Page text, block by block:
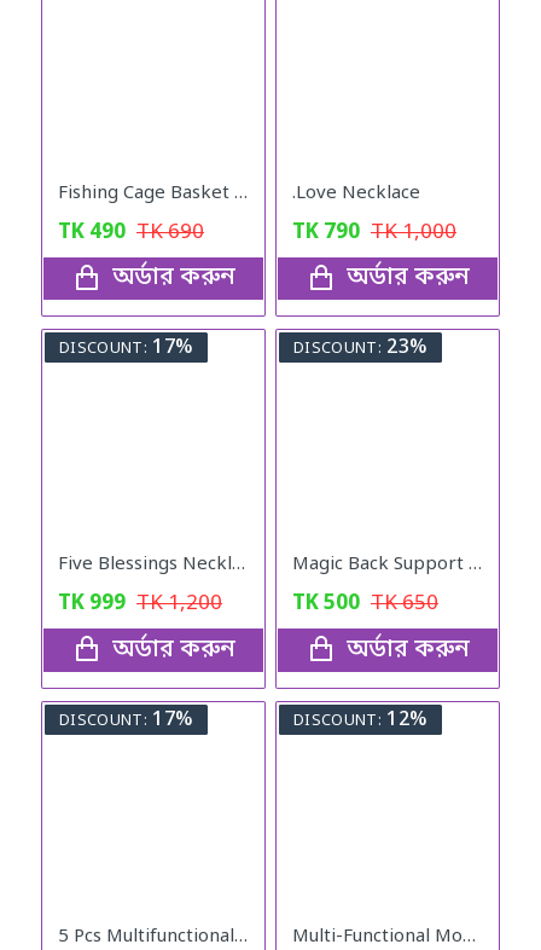
Fishing Cage Basket Plastic (7 Hole)
TK 490 TK690
অর্ডার করুন
.Love Necklace
TK 790 TK1,000
অর্ডার করুন
DISCOUNT: 17%
Five Blessings Necklace Woman Love Transfer Gold - Plated Moisture Light Luxury Jewellery Necklace
TK 999 TK1,200
অর্ডার করুন
DISCOUNT: 23%
Magic Back Support Five Minutes ADay
TK500 TK650
অর্ডার করুন
DISCOUNT: 17%
5 Pcs Multifunctional Stainless Steel Protect Fresh Box With Lid
DISCOUNT: 12%
Multi-Functional Movable Adjustable Base